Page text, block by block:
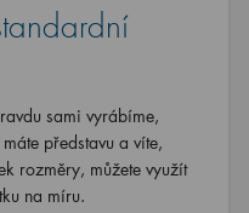
sami vyrábíme,
představu a víte,
rozměry, můžete využít
na míru.